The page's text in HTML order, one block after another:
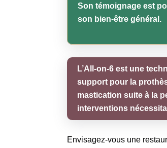
Son témoignage est
son bien-être général.
L’All-on-6 est une
support pour la
mastication suite à la
interventions
Envisagez-vous une